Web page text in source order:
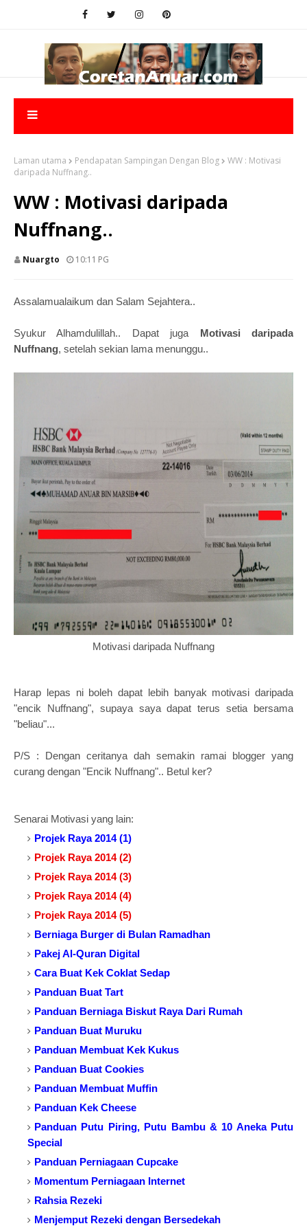
Laman utama Pendapatan Sampingan Dengan Blog
WW : Motivasi
daripada Nuffnang..
WW : Motivasi daripada
Nuffnang..
Nuargto 10:11 PG
Assalamualaikum dan Salam Sejahtera..
Syukur Alhamdulillah.. Dapat juga Motivasi daripada
Nuffnang, setelah sekian lama menunggu..
Motivasi daripada Nuffnang
Harap lepas ni boleh dapat lebih banyak motivasi daripada
"encik Nuffnang", supaya saya dapat terus setia bersama
"beliau"...
P/S : Dengan ceritanya dah semakin ramai blogger yang
curang dengan "Encik Nuffnang".. Betul ker?
Senarai Motivasi yang lain:
Projek Raya 2014 (1)
Projek Raya 2014 (2)
Projek Raya 2014 (3)
Projek Raya 2014 (4)
Projek Raya 2014 (5)
Berniaga Burger di Bulan Ramadhan
Pakej Al-Quran Digital
Cara Buat Kek Coklat Sedap
Panduan Buat Tart
Panduan Berniaga Biskut Raya Dari Rumah
Panduan Buat Muruku
Panduan Membuat Kek Kukus
Panduan Buat Cookies
Panduan Membuat Muffin
Panduan Kek Cheese
Panduan Putu Piring, Putu Bambu & 10 Aneka Putu
Special
Panduan Perniagaan Cupcake
Momentum Perniagaan Internet
Rahsia Rezeki
Menjemput Rezeki dengan Bersedekah